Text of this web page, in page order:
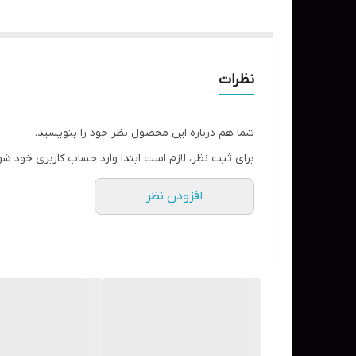
نظرات
شما هم درباره این محصول نظر خود را بنویسید.
برای ثبت نظر، لازم است ابتدا وارد حساب کاربری خود
افزودن نظر